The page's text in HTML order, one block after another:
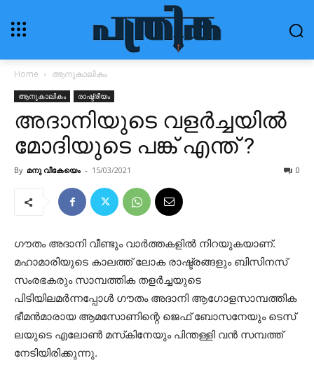
Home ആനുകാലികം
ആനുകാലികം രാഷ്ട്രീയം
അദാനിയുടെ വളര്‍ച്ചയില്‍
മോദിയുടെ പങ്ക് എന്ത് ?
By മനു വീകേയെം - 15/03/2021 0
ഗൗതം അദാനി വീണ്ടും വാര്‍ത്തകളില്‍ നിറയുകയാണ്.
മഹാമാരിയുടെ കാലത്ത് ലോക രാഷ്ട്രങ്ങളും ബിസിനസ്
സംരഭകരും സാമ്പത്തിക തളര്‍ച്ചയുടെ
പിടിയിലമര്‍ന്നപ്പോള്‍ ഗൗതം അദാനി ആഗോളസാമ്പത്തിക
ഭീമന്‍മാരായ ആമസോണിന്റെ ജെഫ് ബോസനേയും ടെസ്
ലയുടെ എലോണ്‍ മസ്‌കിനേയും പിന്തള്ളി വന്‍ സമ്പത്ത്
നേടിയിരിക്കുന്നു.